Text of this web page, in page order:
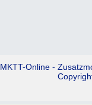
MKTT-Online-